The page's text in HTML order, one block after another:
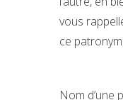
vous
ce
Nom d’une